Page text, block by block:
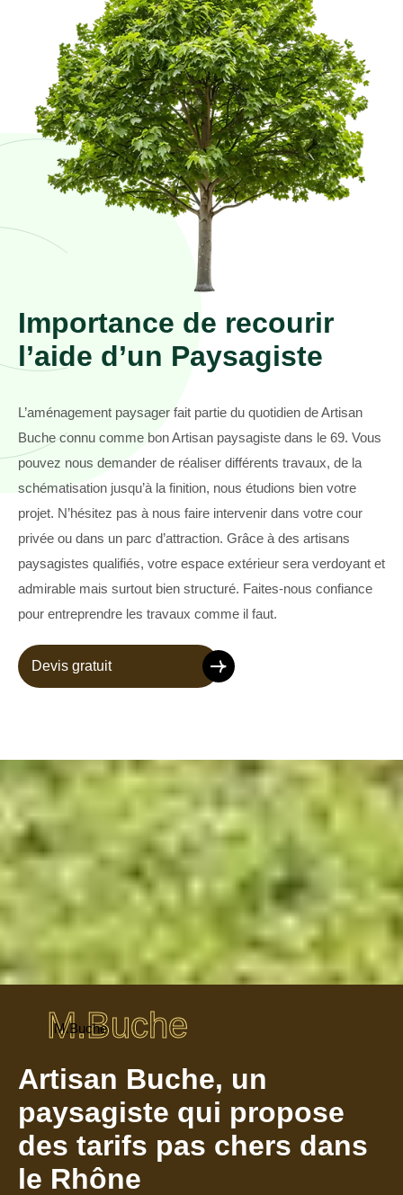
Importance de recourir
l’aide d’un Paysagiste
L’aménagement paysager fait partie du quotidien de Artisan
Buche connu comme bon Artisan paysagiste dans le 69. Vous
pouvez nous demander de réaliser différents travaux, de la
schématisation jusqu’à la finition, nous étudions bien votre
projet. N’hésitez pas à nous faire intervenir dans votre cour
privée ou dans un parc d’attraction. Grâce à des artisans
paysagistes qualifiés, votre espace extérieur sera verdoyant et
admirable mais surtout bien structuré. Faites-nous confiance
pour entreprendre les travaux comme il faut.
Devis gratuit
M.Buche
M.Buche
Artisan Buche, un
paysagiste qui propose
des tarifs pas chers dans
le Rhône